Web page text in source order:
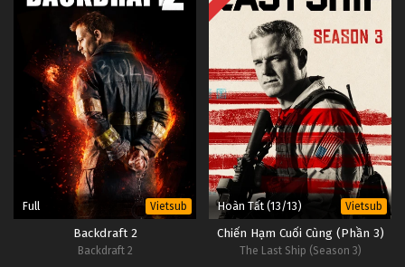
Full Vietsub
Backdraft 2
Backdraft 2
Hoàn Tất (13/13) Vietsub
Chiến Hạm Cuối Cùng (Phần 3)
The Last Ship (Season 3)